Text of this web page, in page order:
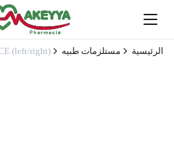
الرئيسية مستلزمات طبيه (left/right)